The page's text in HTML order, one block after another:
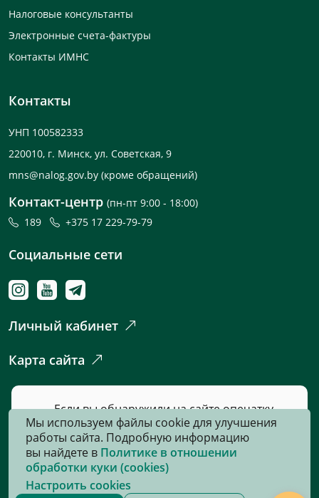
Налоговые консультанты
Электронные счета-фактуры
Контакты ИМНС
Контакты
УНП 100582333
220010, г. Минск, ул. Советская, 9
mns@nalog.gov.by (кроме обращений)
Контакт-центр (пн-пт 9:00 - 18:00)
189
+375 17 229-79-79
Социальные сети
Личный кабинет
Карта сайта
Если вы обнаружили на сайте опечатку
или неточность, пожалуйста, нажмите
сюдаи сообщите нам об этом.
© 2026, Все права защищены
Мы используем файлы cookie для улучшения
работы сайта. Подробную информацию
вы найдете в Политике в отношении
обработки куки (cookies)
Настроить cookies